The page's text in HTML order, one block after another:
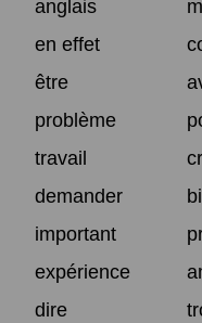
anglais
en effet
être
problème
travail
demander
important
expérience
dire